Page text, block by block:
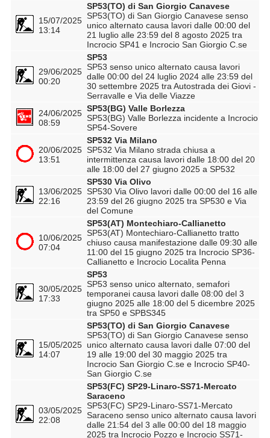
15/07/2025
13:14
SP53(TO) di San Giorgio Canavese
SP53(TO) di San Giorgio Canavese senso
unico alternato causa lavori dalle 00:00 del
21 luglio alle 23:59 del 8 agosto 2025 tra
Incrocio SP41 e Incrocio San Giorgio C.se
29/06/2025
00:20
SP53
SP53 senso unico alternato causa lavori
dalle 00:00 del 24 luglio 2024 alle 23:59 del
30 settembre 2025 tra Autostrada dei Giovi -
Serravalle e Via delle Viazze
24/06/2025
08:59
SP53(BG) Valle Borlezza
SP53(BG) Valle Borlezza incidente a Incrocio
SP54-Sovere
20/06/2025
13:51
SP532 Via Milano
SP532 Via Milano strada chiusa a
intermittenza causa lavori dalle 18:00 del 20
alle 18:00 del 27 giugno 2025 a SP532
13/06/2025
22:16
SP530 Via Olivo
SP530 Via Olivo lavori dalle 00:00 del 16 alle
23:59 del 26 giugno 2025 tra SP530 e Via
del Comune
10/06/2025
07:04
SP53(AT) Montechiaro-Callianetto
SP53(AT) Montechiaro-Callianetto tratto
chiuso causa manifestazione dalle 09:30 alle
11:00 del 15 giugno 2025 tra Incrocio SP36-
Callianetto e Incrocio Localita Penna
30/05/2025
17:33
SP53
SP53 senso unico alternato, semafori
temporanei causa lavori dalle 08:00 del 3
giugno 2025 alle 18:00 del 5 dicembre 2025
tra SP50 e SPBS345
15/05/2025
14:07
SP53(TO) di San Giorgio Canavese
SP53(TO) di San Giorgio Canavese senso
unico alternato causa lavori dalle 07:00 del
19 alle 19:00 del 30 maggio 2025 tra
Incrocio San Giorgio C.se e Incrocio SP40-
San Giorgio C.se
03/05/2025
22:08
SP53(FC) SP29-Linaro-SS71-Mercato
Saraceno
SP53(FC) SP29-Linaro-SS71-Mercato
Saraceno senso unico alternato causa lavori
dalle 21:54 del 3 alle 00:00 del 18 maggio
2025 tra Incrocio Pozzo e Incrocio SS71-